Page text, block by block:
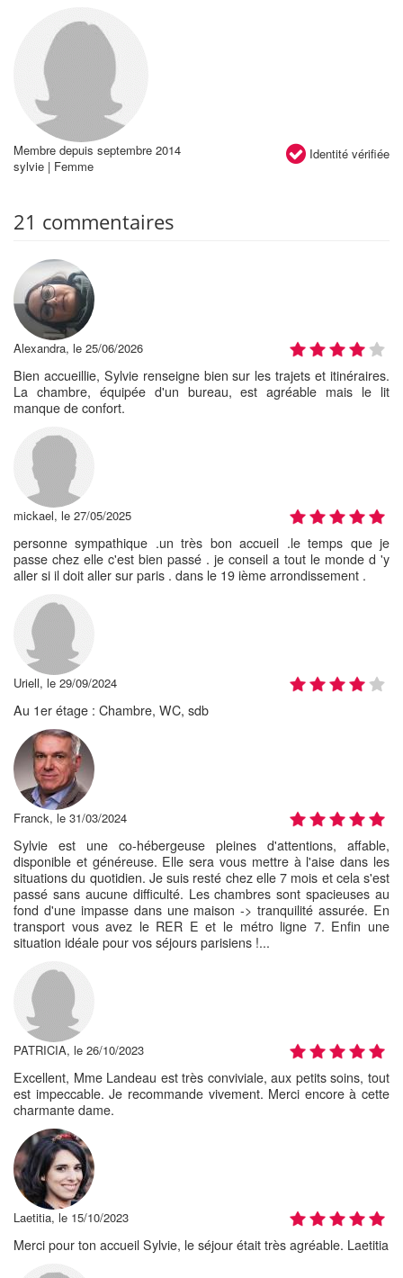
Identité vérifiée
Membre depuis septembre 2014
sylvie | Femme
21 commentaires
Alexandra, le 25/06/2026
Bien accueillie, Sylvie renseigne bien sur les trajets et itinéraires.
La chambre, équipée d'un bureau, est agréable mais le lit
manque de confort.
mickael, le 27/05/2025
personne sympathique .un très bon accueil .le temps que je
passe chez elle c'est bien passé . je conseil a tout le monde d 'y
aller si il doit aller sur paris . dans le 19 ième arrondissement .
Uriell, le 29/09/2024
Au 1er étage : Chambre, WC, sdb
Franck, le 31/03/2024
Sylvie est une co-hébergeuse pleines d'attentions, affable,
disponible et généreuse. Elle sera vous mettre à l'aise dans les
situations du quotidien. Je suis resté chez elle 7 mois et cela s'est
passé sans aucune difficulté. Les chambres sont spacieuses au
fond d'une impasse dans une maison -> tranquilité assurée. En
transport vous avez le RER E et le métro ligne 7. Enfin une
situation idéale pour vos séjours parisiens !...
PATRICIA, le 26/10/2023
Excellent, Mme Landeau est très conviviale, aux petits soins, tout
est impeccable. Je recommande vivement. Merci encore à cette
charmante dame.
Laetitia, le 15/10/2023
Merci pour ton accueil Sylvie, le séjour était très agréable. Laetitia